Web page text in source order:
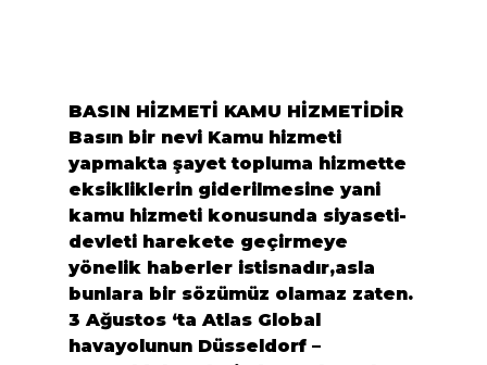
BASIN HİZMETİ KAMU HİZMETİDİR
Basın bir nevi Kamu hizmeti
yapmakta şayet topluma hizmette
eksikliklerin giderilmesine yani
kamu hizmeti konusunda siyaseti-
devleti harekete geçirmeye
yönelik haberler istisnadır,asla
bunlara bir sözümüz olamaz zaten.
3 Ağustos ‘ta Atlas Global
havayolunun Düsseldorf –